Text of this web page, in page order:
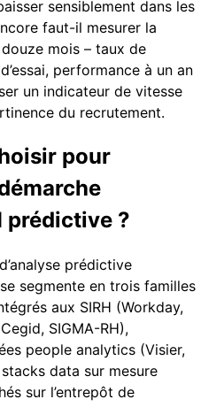
sensiblement dans les
faut-il mesurer la
mois – taux de
performance à un an
un indicateur de vitesse
du recrutement.
pour
prédictive ?
prédictive
segmente en trois familles
aux SIRH (Workday,
SIGMA-RH),
people analytics (Visier,
data sur mesure
sur l’entrepôt de